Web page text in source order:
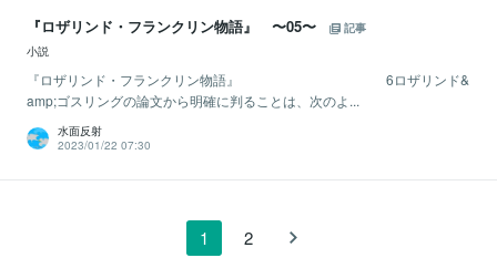
『ロザリンド・フランクリン物語』 〜05〜
記事
小説
『ロザリンド・フランクリン物語』 6ロザリンド&
amp;ゴスリングの論文から明確に判ることは、次のよ...
水面反射
2023/01/22 07:30
1 2